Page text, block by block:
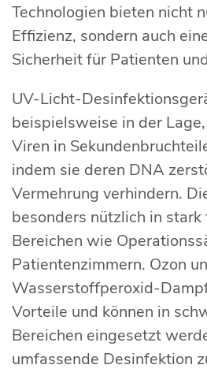
Technologien bieten nicht
Effizienz, sondern auch
Sicherheit für Patienten
UV-Licht-
beispielsweise in der
Viren in
indem sie deren DNA
Vermehrung verhindern.
besonders nützlich in
Bereichen wie
Patientenzimmern. Ozon
Wasserstoffperoxid-
Vorteile und können in
Bereichen eingesetzt
umfassende Desinfektion